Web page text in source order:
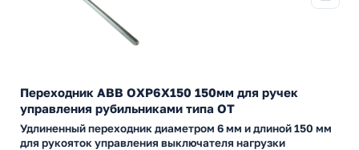
Переходник ABB OXP6X150 150мм для ручек
управления рубильниками типа ОТ
Удлиненный переходник диаметром 6 мм и длиной 150 мм
для рукояток управления выключателя нагрузки